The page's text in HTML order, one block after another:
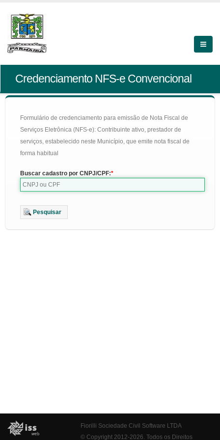
Credenciamento NFS-e Convencional
Formulário de credenciamento para emissão de Nota Fiscal de
Serviços Eletrônica (NFS-e): Contribuinte ativo, prestador de
serviços, estabelecido neste Município, que emite nota fiscal de
forma habitual
Buscar cadastro por CNPJ/CPF:
Pesquisar
Fiorilli Sociedade Civil Software LTDA
© Copyright 2012-2026. Todos os Direitos